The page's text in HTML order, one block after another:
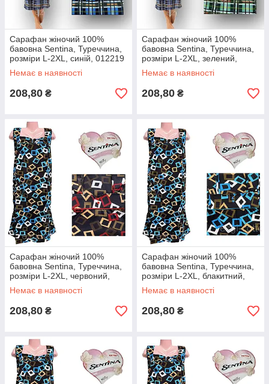
Сарафан жіночий 100%
бавовна Sentina, Туреччина,
розміри L-2XL, синій, 012219
Немає в наявності
208,80 ₴
Сарафан жіночий 100%
бавовна Sentina, Туреччина,
розміри L-2XL, зелений,
012220
Немає в наявності
208,80 ₴
Сарафан жіночий 100%
бавовна Sentina, Туреччина,
розміри L-2XL, червоний,
012221
Немає в наявності
208,80 ₴
Сарафан жіночий 100%
бавовна Sentina, Туреччина,
розміри L-2XL, блакитний,
012222
Немає в наявності
208,80 ₴